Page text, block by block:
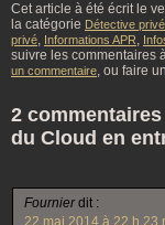
Cet article à été écrit le
la catégorie Détective privé
privé, Informations APR,
suivre les commentaires
un commentaire, ou faire un
2
du Cloud en
Fournier dit :
22 mai 2014 à 22 h 23